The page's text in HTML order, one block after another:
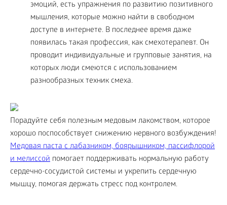
эмоций, есть упражнения по развитию позитивного
мышления, которые можно найти в свободном
доступе в интернете. В последнее время даже
появилась такая профессия, как смехотерапевт. Он
проводит индивидуальные и групповые занятия, на
которых люди смеются с использованием
разнообразных техник смеха.
Порадуйте себя полезным медовым лакомством, которое
хорошо поспособствует снижению нервного возбуждения!
Медовая паста с лабазником, боярышником, пассифлорой
и мелиссой помогает поддерживать нормальную работу
сердечно-сосудистой системы и укрепить сердечную
мышцу, помогая держать стресс под контролем.